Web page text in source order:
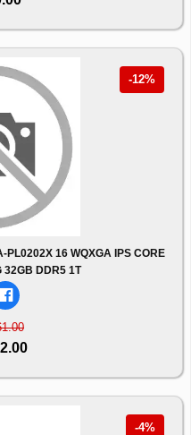
-12%
16 WQXGA IPS CORE
32GB DDR5 1T
-4%